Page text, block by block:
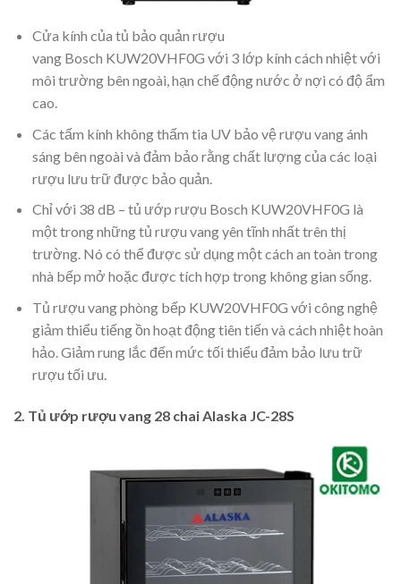
Cửa kính của tủ bảo quản rượu
vang Bosch KUW20VHF0G với 3 lớp kính cách nhiệt với
môi trường bên ngoài, hạn chế động nước ở nợi có độ ẩm
cao.
Các tấm kính không thấm tia UV bảo vệ rượu vang ánh
sáng bên ngoài và đảm bảo rằng chất lượng của các loại
rượu lưu trữ được bảo quản.
Chỉ với 38 dB – tủ ướp rượu Bosch KUW20VHF0G là
một trong những tủ rượu vang yên tĩnh nhất trên thị
trường. Nó có thể được sử dụng một cách an toàn trong
nhà bếp mở hoặc được tích hợp trong không gian sống.
Tủ rượu vang phòng bếp KUW20VHF0G với công nghệ
giảm thiểu tiếng ồn hoạt động tiên tiến và cách nhiệt hoàn
hảo. Giảm rung lắc đến mức tối thiểu đảm bảo lưu trữ
rượu tối ưu.
2. Tủ ướp rượu vang 28 chai Alaska JC-28S